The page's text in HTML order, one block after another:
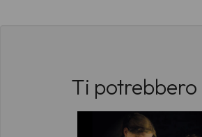
Ti potrebbero